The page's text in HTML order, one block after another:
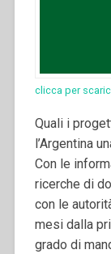
clicca per
Quali i
l’Argentina
Con le
ricerche di
con le
mesi dalla
grado di